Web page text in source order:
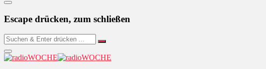
Escape drücken, zum schließen